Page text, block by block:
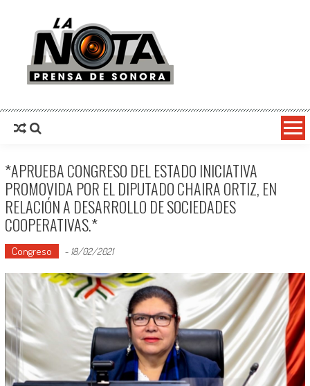
La Nota Prensa De Sonora
*APRUEBA CONGRESO DEL ESTADO INICIATIVA
PROMOVIDA POR EL DIPUTADO CHAIRA ORTIZ, EN
RELACIÓN A DESARROLLO DE SOCIEDADES
COOPERATIVAS.*
Congreso - 18/02/2021